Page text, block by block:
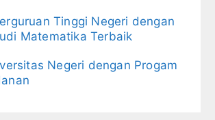
Tinggi Negeri dengan
Matematika Terbaik
Negeri dengan Progam